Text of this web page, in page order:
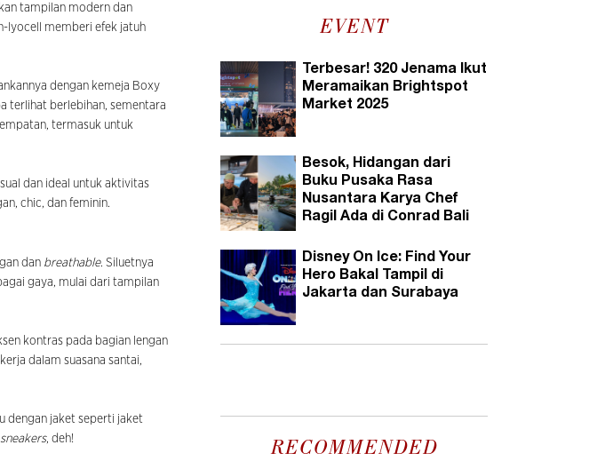
tampilan modern dan
lyocell memberi efek jatuh
dengan kemeja Boxy
terlihat berlebihan, sementara
termasuk untuk
dan ideal untuk aktivitas
chic, dan feminin.
dan breathable. Siluetnya
gaya, mulai dari tampilan
kontras pada bagian lengan
dalam suasana santai,
dengan jaket seperti jaket
sneakers, deh!
EVENT
Terbesar! 320 Jenama Ikut
Meramaikan Brightspot
Market 2025
Besok, Hidangan dari
Buku Pusaka Rasa
Nusantara Karya Chef
Ragil Ada di Conrad Bali
Disney On Ice: Find Your
Hero Bakal Tampil di
Jakarta dan Surabaya
RECOMMENDED